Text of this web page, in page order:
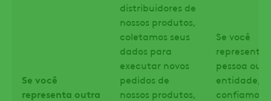
Se você
representa outra
distribuidores de
nossos produtos,
coletamos seus
dados para
executar novos
pedidos de
nossos produtos,
Se você
representa
pessoa ou
entidade,
confiamos